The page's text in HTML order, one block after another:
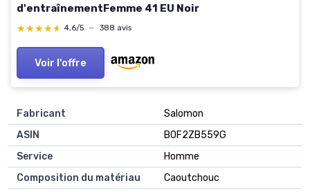
d'entraînementFemme 41 EU Noir
★★★★★
★★★★★ 4,6/5 — 388 avis
Voir l'offre
Fabricant
Salomon
ASIN
B0F2ZB559G
Service
Homme
Composition du matériau
Caoutchouc